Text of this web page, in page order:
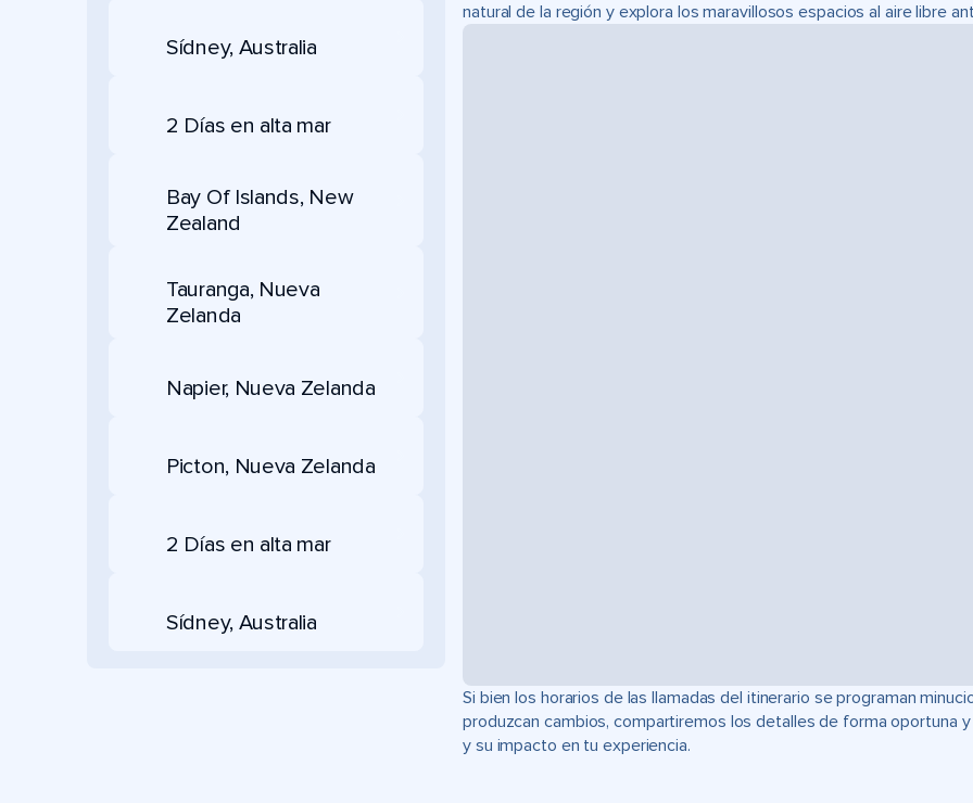
Sídney, Australia
2 Días en alta mar
Bay Of Islands, New
Zealand
Tauranga, Nueva
Zelanda
Napier, Nueva Zelanda
Picton, Nueva Zelanda
2 Días en alta mar
Sídney, Australia
natural de la región y explora los maravillosos espacios al aire libre
Si bien los horarios de las llamadas del itinerario se programan
produzcan cambios, compartiremos los detalles de forma oportuna
y su impacto en tu experiencia.